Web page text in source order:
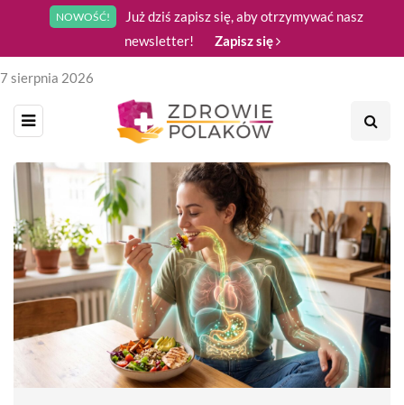
NOWOŚĆ!
Już dziś zapisz się, aby otrzymywać nasz
newsletter!
Zapisz się
7 sierpnia 2026